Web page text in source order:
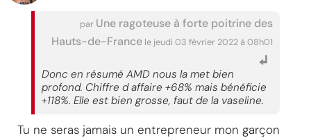
par Une ragoteuse à forte poitrine des
Hauts-de-France le jeudi 03 février 2022 à 08h01
Donc en résumé AMD nous la met bien
profond. Chiffre d affaire +68% mais bénéficie
+118%. Elle est bien grosse, faut de la vaseline.
Tu ne seras jamais un entrepreneur mon garçon